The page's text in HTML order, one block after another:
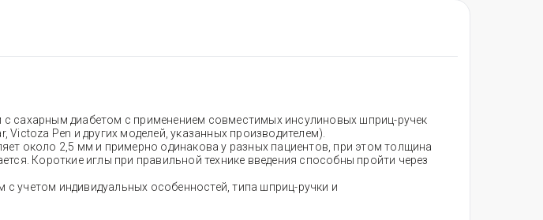
сахарным диабетом с применением совместимых инсулиновых шприц-ручек
Victoza Pen и других моделей, указанных производителем).
около 2,5 мм и примерно одинакова у разных пациентов, при этом толщина
Короткие иглы при правильной технике введения способны пройти через
учетом индивидуальных особенностей, типа шприц-ручки и